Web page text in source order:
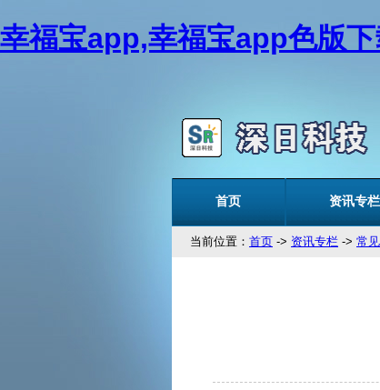
幸福宝app,幸福宝app色版
首页 资讯专栏
当前位置： 首页 -> 资讯专栏 -> 常